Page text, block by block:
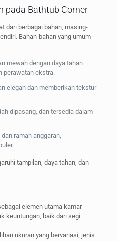
pada Bathtub Corner
dari berbagai bahan, masing-
Bahan-bahan yang umum
mewah dengan daya tahan
perawatan ekstra.
elegan dan memberikan tekstur
dipasang, dan tersedia dalam
ramah anggaran,
tampilan, daya tahan, dan
elemen utama kamar
keuntungan, baik dari segi
ukuran yang bervariasi, jenis